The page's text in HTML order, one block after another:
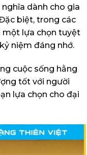
dành cho gia
biệt, trong các
một lựa chọn tuyệt
niệm đáng nhớ.
cuộc sống hằng
tốt với người
lựa chọn cho đại